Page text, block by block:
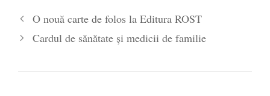
septembrie 2019
O nouă carte de folos la Editura ROST
Cardul de sănătate şi medicii de familie